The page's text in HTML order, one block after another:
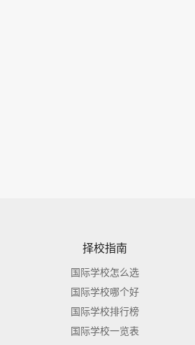
择校指南
国际学校怎么选
国际学校哪个好
国际学校排行榜
国际学校一览表